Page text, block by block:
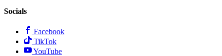
Socials
Facebook
TikTok
YouTube